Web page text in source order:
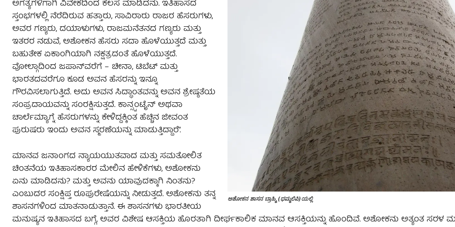
ಅಶೋಕನ ಶಾಸನ ಬ್ರಾಹ್ಮಿ (ಧಮ್ಮಲಿಪಿ)ಯಲ್ಲಿ
ಅಗತ್ಯಗಳಿಗಾಗಿ ವಿವೇಕದಿಂದ ಕೆಲಸ ಮಾಡಿದನು. ಇತಿಹಾಸದ
ಸ್ತಂಭಗಳಲ್ಲಿ ನೆರೆದಿರುವ ಹತ್ತಾರು, ಸಾವಿರಾರು ರಾಜರ ಹೆಸರುಗಳು,
ಅವರ ಗಣ್ಯರು, ದಯಾಳುಗಳು, ರಾಜಮನೆತನದ ಗಣ್ಯರು ಮತ್ತು
ಇತರರ ನಡುವೆ, ಅಶೋಕನ ಹೆಸರು ಸದಾ ಹೊಳೆಯುತ್ತದೆ ಮತ್ತು
ಬಹುತೇಕ ಏಕಾಂಗಿಯಾಗಿ ನಕ್ಷತ್ರದಂತೆ ಹೊಳೆಯುತ್ತದೆ.
ವೋಲ್ಗಾದಿಂದ ಜಪಾನ್‌ವರೆಗೆ – ಚೀನಾ, ಟಿಬೆಟ್ ಮತ್ತು
ಭಾರತದವರೆಗೂ ಕೂಡ ಅವನ ಹೆಸರನ್ನು ಇನ್ನೂ
ಗೌರವಿಸಲಾಗುತ್ತಿದೆ. ಅದು ಅವನ ಸಿದ್ಧಾಂತವನ್ನು ಅವನ ಶ್ರೇಷ್ಠತೆಯ
ಸಂಪ್ರದಾಯವನ್ನು ಸಂರಕ್ಷಿಸುತ್ತದೆ. ಕಾನ್ಸ್ಟಂಟೈನ್ ಅಥವಾ
ಚಾರ್ಲೆಮ್ಯಾಗ್ನೆ ಹೆಸರುಗಳನ್ನು ಕೇಳಿದ್ದಕ್ಕಿಂತ ಹೆಚ್ಚಿನ ಜೀವಂತ
ಪುರುಷರು ಇಂದು ಅವನ ಸ್ಮರಣೆಯನ್ನು ಮಾಡುತ್ತಿದ್ದಾರೆ”.
ಮಾನವ ಜನಾಂಗದ ನ್ಯಾಯಯುತವಾದ ಮತ್ತು ಸಮತೋಲಿತ
ಚಿಂತನೆಯ ಇತಿಹಾಸಕಾರರ ಮೇಲಿನ ಹೇಳಿಕೆಗಳು, ಅಶೋಕನು
ಏನು ಮಾಡಿದನು? ಮತ್ತು ಅವನು ಯಾವುದಕ್ಕಾಗಿ ನಿಂತನು?
ಎಂಬುದರ ಸಂಕ್ಷಿಪ್ತ ರೂಪುರೇಷೆಯನ್ನು ನೀಡುತ್ತದೆ. ಅಶೋಕನು ತನ್ನ
ಶಾಸನಗಳಿಂದ ಮಾತನಾಡುತ್ತಾನೆ. ಈ ಶಾಸನಗಳು ಭಾರತೀಯ
ಮನುಷ್ಯನ ಇತಿಹಾಸದ ಬಗ್ಗೆ, ಅವರ ವಿಶೇಷ ಆಸಕ್ತಿಯ ಹೊರತಾಗಿ ದೀರ್ಘಕಾಲಿಕ ಮಾನವ ಆಸಕ್ತಿಯನ್ನು ಹೊಂದಿವೆ. ಅಶೋಕನು ಅತ್ಯಂತ ಸರಳ